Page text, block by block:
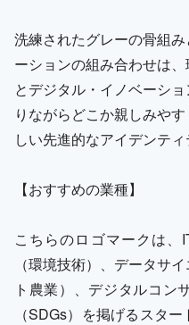
洗練されたグレーの骨組
ーションの組み合わせは
とデジタル・イノベーシ
りながらどこか親しみや
しい先進的なアイデンティ
【おすすめの業種】
こちらのロゴマークは、
（環境技術）、データサ
ト農業）、デジタルコン
（SDGs）を掲げるスタ